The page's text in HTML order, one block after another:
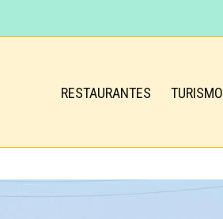
RESTAURANTES TURISMO